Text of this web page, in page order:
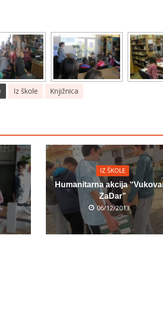
Iz škole Knjižnica
IZ ŠKOLE
Humanitarna akcija
ZaDar”
06/12/2013